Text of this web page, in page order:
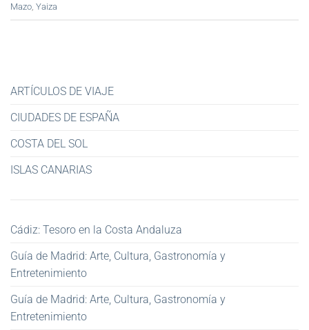
Mazo Yaiza
ARTÍCULOS DE VIAJE
CIUDADES DE ESPAÑA
COSTA DEL SOL
ISLAS CANARIAS
Cádiz: Tesoro en la Costa Andaluza
Guía de Madrid: Arte, Cultura, Gastronomía y
Entretenimiento
Guía de Madrid: Arte, Cultura, Gastronomía y
Entretenimiento